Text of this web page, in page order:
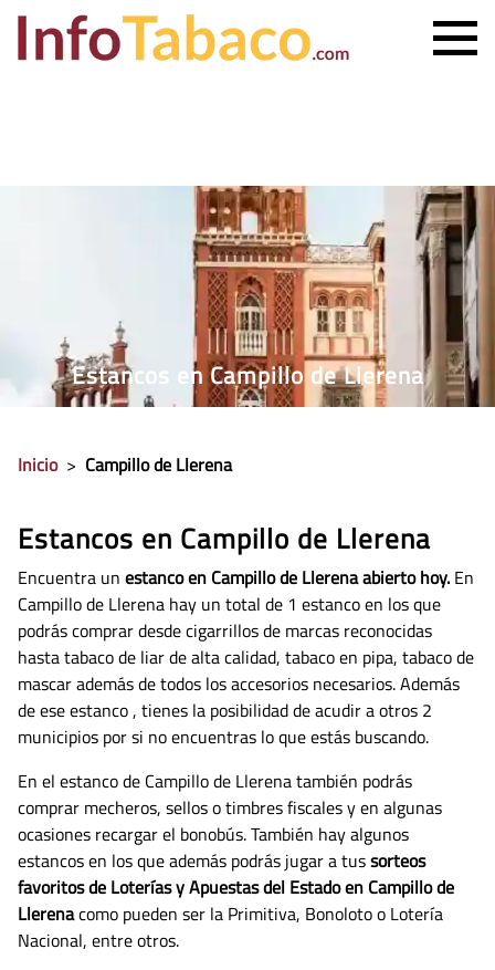
ESTANCO MÁS CERCANO
Estancos en Campillo de Llerena
Inicio > Campillo de Llerena
Estancos en Campillo de Llerena
Encuentra un estanco en Campillo de Llerena abierto hoy. En
Campillo de Llerena hay un total de 1 estanco en los que
podrás comprar desde cigarrillos de marcas reconocidas
hasta tabaco de liar de alta calidad, tabaco en pipa, tabaco de
mascar además de todos los accesorios necesarios.Además
de ese estanco , tienes la posibilidad de acudir a otros 2
municipios por si no encuentras lo que estás buscando.
En el estanco de Campillo de Llerena también podrás
comprar mecheros, sellos o timbres fiscales y en algunas
ocasiones recargar el bonobús. También hay algunos
estancos en los que además podrás jugar a tussorteos
favoritos de Loterías y Apuestas del Estado en Campillo de
Llerenacomo pueden ser la Primitiva, Bonoloto o Lotería
Nacional, entre otros.